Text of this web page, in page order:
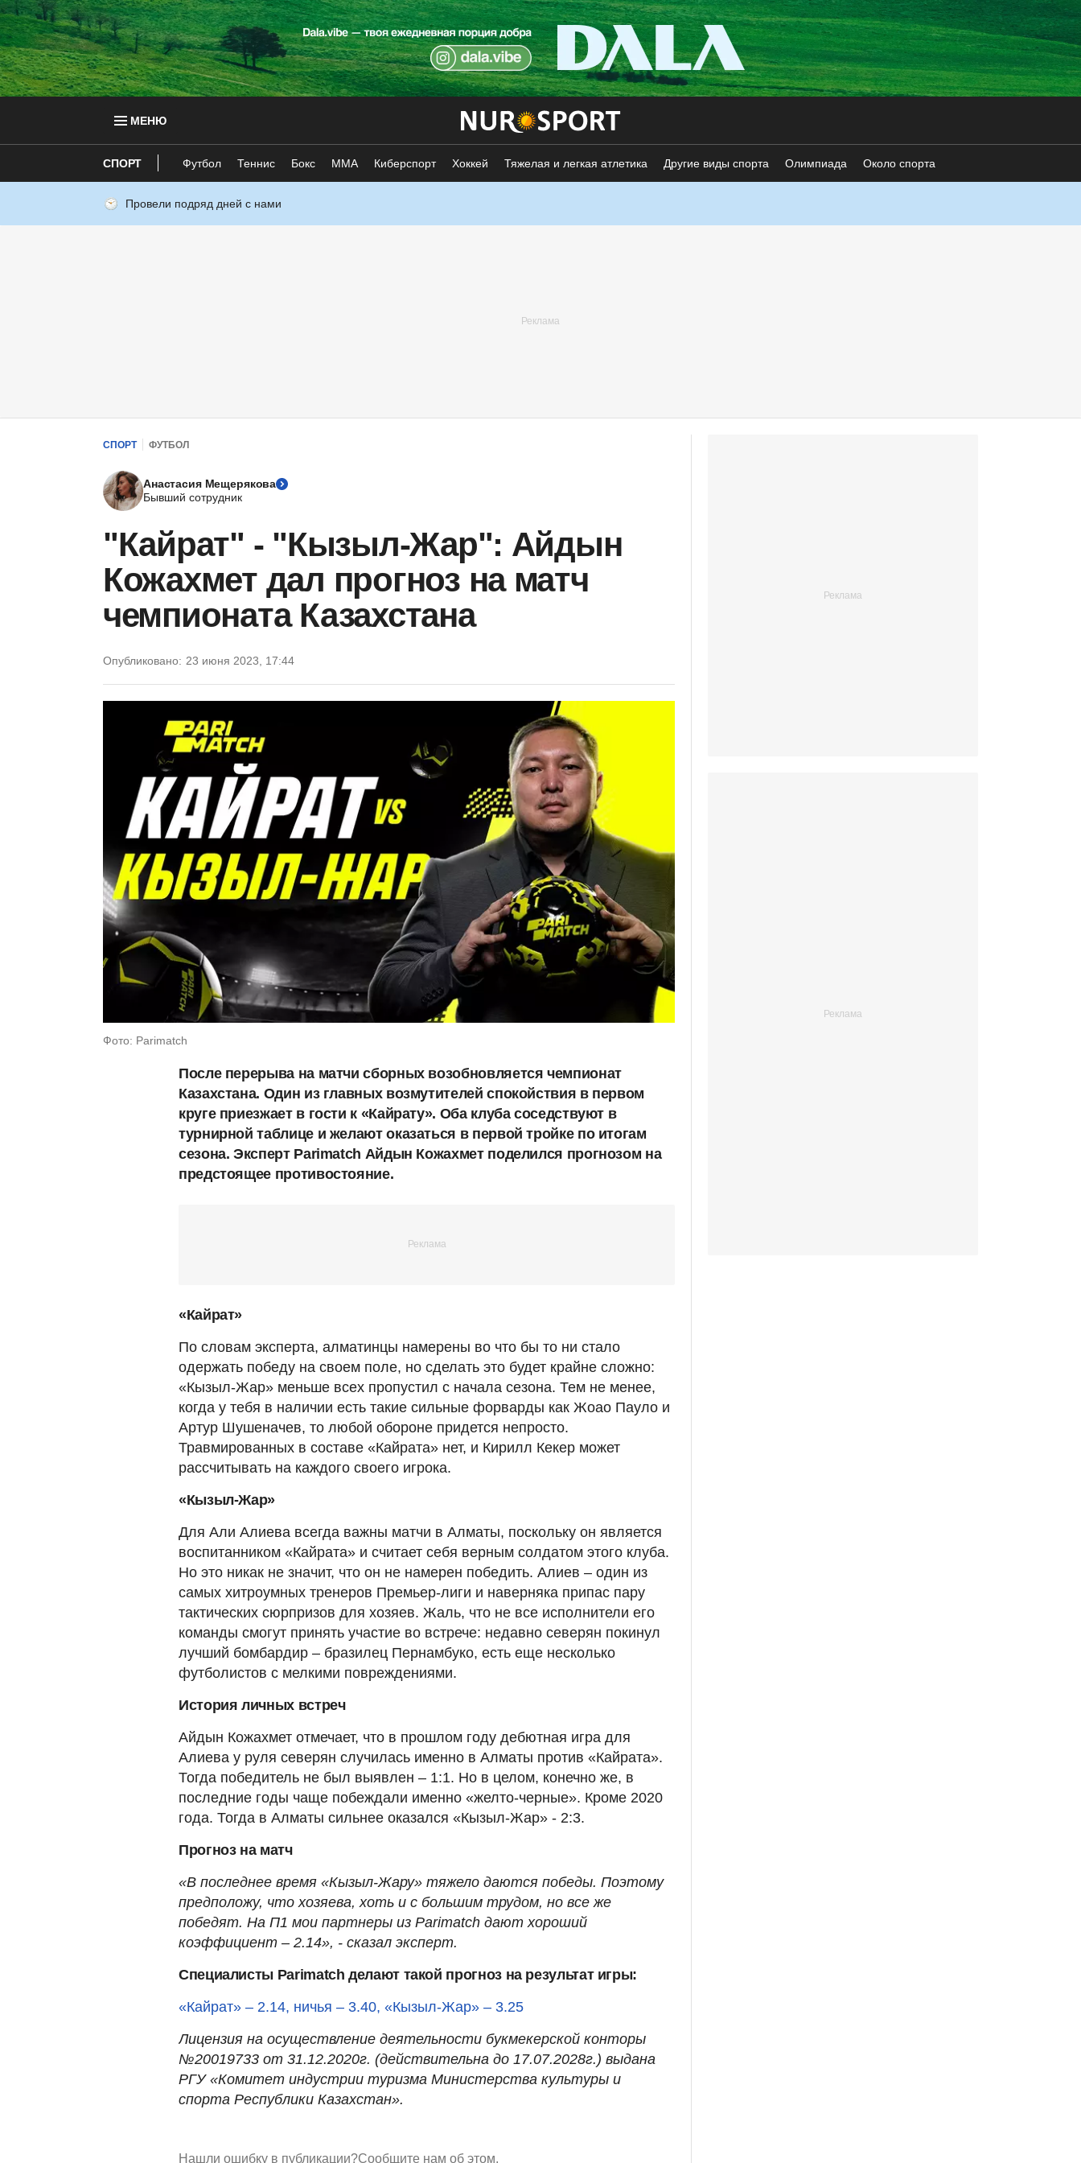
МЕНЮ
СПОРТ Футбол Теннис Бокс ММА Киберспорт Хоккей Тяжелая и легкая атлетика Другие виды спорта Олимпиада Около спорта
Провели подряд дней с нами
СПОРТ ФУТБОЛ
Анастасия Мещерякова
Бывший сотрудник
"Кайрат" - "Кызыл-Жар": Айдын
Кожахмет дал прогноз на матч
чемпионата Казахстана
Опубликовано: 23 июня 2023, 17:44
Фото: Parimatch
После перерыва на матчи сборных возобновляется чемпионат
Казахстана. Один из главных возмутителей спокойствия в первом
круге приезжает в гости к «Кайрату». Оба клуба соседствуют в
турнирной таблице и желают оказаться в первой тройке по итогам
сезона. Эксперт Parimatch Айдын Кожахмет поделился прогнозом на
предстоящее противостояние.
«Кайрат»
По словам эксперта, алматинцы намерены во что бы то ни стало
одержать победу на своем поле, но сделать это будет крайне сложно:
«Кызыл-Жар» меньше всех пропустил с начала сезона. Тем не менее,
когда у тебя в наличии есть такие сильные форварды как Жоао Пауло и
Артур Шушеначев, то любой обороне придется непросто.
Травмированных в составе «Кайрата» нет, и Кирилл Кекер может
рассчитывать на каждого своего игрока.
«Кызыл-Жар»
Для Али Алиева всегда важны матчи в Алматы, поскольку он является
воспитанником «Кайрата» и считает себя верным солдатом этого клуба.
Но это никак не значит, что он не намерен победить. Алиев – один из
самых хитроумных тренеров Премьер-лиги и наверняка припас пару
тактических сюрпризов для хозяев. Жаль, что не все исполнители его
команды смогут принять участие во встрече: недавно северян покинул
лучший бомбардир – бразилец Пернамбуко, есть еще несколько
футболистов с мелкими повреждениями.
История личных встреч
Айдын Кожахмет отмечает, что в прошлом году дебютная игра для
Алиева у руля северян случилась именно в Алматы против «Кайрата».
Тогда победитель не был выявлен – 1:1. Но в целом, конечно же, в
последние годы чаще побеждали именно «желто-черные». Кроме 2020
года. Тогда в Алматы сильнее оказался «Кызыл-Жар» - 2:3.
Прогноз на матч
«В последнее время «Кызыл-Жару» тяжело даются победы. Поэтому
предположу, что хозяева, хоть и с большим трудом, но все же
победят. На П1 мои партнеры из Parimatch дают хороший
коэффициент – 2.14», - сказал эксперт.
Специалисты Parimatch делают такой прогноз на результат игры:
«Кайрат» – 2.14, ничья – 3.40, «Кызыл-Жар» – 3.25
Лицензия на осуществление деятельности букмекерской конторы
№20019733 от 31.12.2020г. (действительна до 17.07.2028г.) выдана
РГУ «Комитет индустрии туризма Министерства культуры и
спорта Республики Казахстан».
Нашли ошибку в публикации?Сообщите нам об этом.